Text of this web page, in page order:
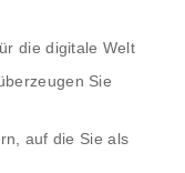
die digitale Welt
Sie
auf die Sie als